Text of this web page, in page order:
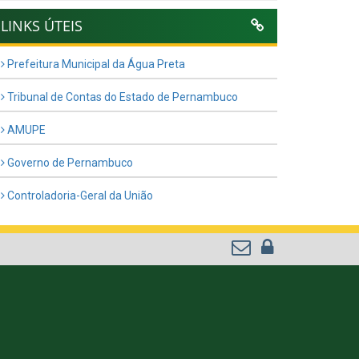
LINKS ÚTEIS
Prefeitura Municipal da Água Preta
Tribunal de Contas do Estado de Pernambuco
AMUPE
Governo de Pernambuco
Controladoria-Geral da União